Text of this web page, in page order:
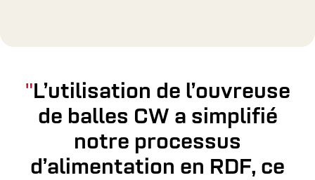
L’utilisation de l’ouvreuse
de balles CW a simplifié
notre processus
d’alimentation en RDF, ce